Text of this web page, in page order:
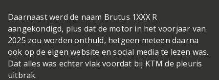
Daarnaast werd de naam Brutus 1XXX R
aangekondigd, plus dat de motor in het voorjaar van
2025 zou worden onthuld, hetgeen meteen daarna
ook op de eigen website en social media te lezen was.
Dat alles was echter vlak voordat bij KTM de pleuris
uitbrak.